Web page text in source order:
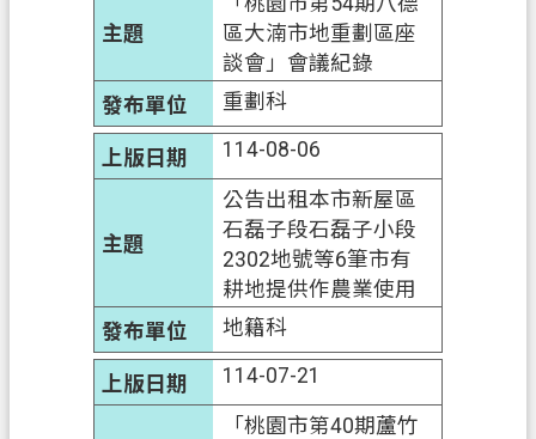
區大湳市地重劃區座
談會」會議紀錄
重劃科
114-08-06
公告出租本市新屋區
石磊子段石磊子小段
2302地號等6筆市有
耕地提供作農業使用
地籍科
114-07-21
「桃園市第40期蘆竹